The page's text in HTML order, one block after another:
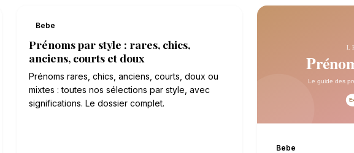
Bebe
Prénoms par style : rares, chics,
anciens, courts et doux
Prénoms rares, chics, anciens, courts, doux ou
mixtes : toutes nos sélections par style, avec
significations. Le dossier complet.
Bebe